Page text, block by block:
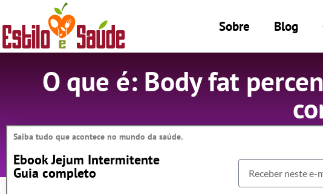
Sobre Blog
O que é: Body fat
Saiba tudo que acontece no mundo da saúde.
Ebook Jejum Intermitente
Guia completo